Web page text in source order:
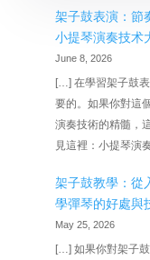
架子鼓表演：節
小提琴演奏技术
June 8, 2026
[…] 在學習架子鼓
要的。如果你對這
演奏技術的精髓，
見這裡：小提琴演
架子鼓教學：從
學彈琴的好處與
May 25, 2026
[…] 如果你對架子